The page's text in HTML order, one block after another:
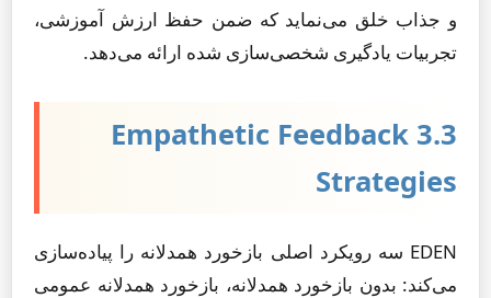
و جذاب خلق می‌نماید که ضمن حفظ ارزش آموزشی،
تجربیات یادگیری شخصی‌سازی شده ارائه می‌دهد.
3.3 Empathetic Feedback
Strategies
EDEN سه رویکرد اصلی بازخورد همدلانه را پیاده‌سازی
می‌کند: بدون بازخورد همدلانه، بازخورد همدلانه عمومی